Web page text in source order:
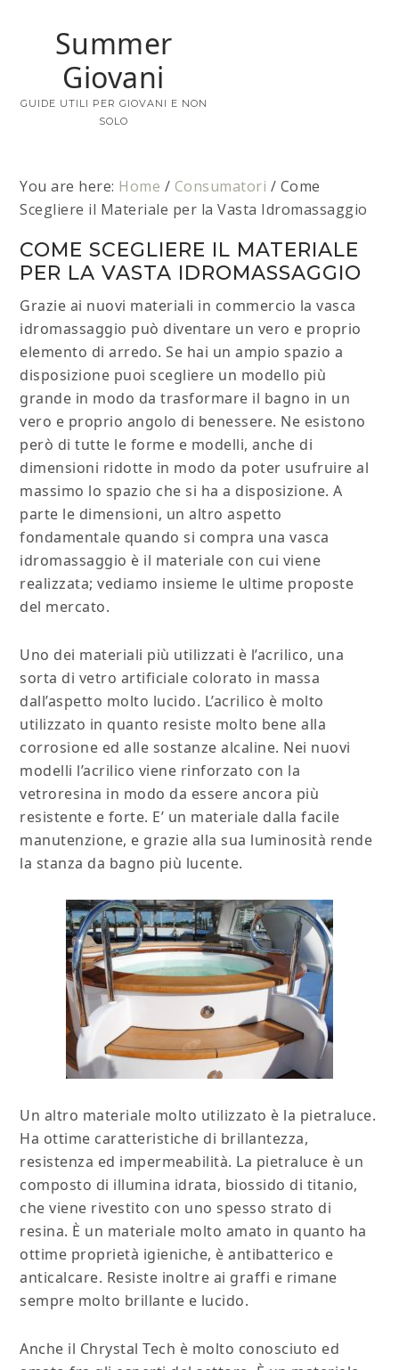
Summer
Giovani
GUIDE UTILI PER GIOVANI E NON
SOLO
You are here: Home / Consumatori / Come
Scegliere il Materiale per la Vasta Idromassaggio
COME SCEGLIERE IL MATERIALE
PER LA VASTA IDROMASSAGGIO
Grazie ai nuovi materiali in commercio la vasca
idromassaggio può diventare un vero e proprio
elemento di arredo. Se hai un ampio spazio a
disposizione puoi scegliere un modello più
grande in modo da trasformare il bagno in un
vero e proprio angolo di benessere. Ne esistono
però di tutte le forme e modelli, anche di
dimensioni ridotte in modo da poter usufruire al
massimo lo spazio che si ha a disposizione. A
parte le dimensioni, un altro aspetto
fondamentale quando si compra una vasca
idromassaggio è il materiale con cui viene
realizzata; vediamo insieme le ultime proposte
del mercato.
Uno dei materiali più utilizzati è l’acrilico, una
sorta di vetro artificiale colorato in massa
dall’aspetto molto lucido. L’acrilico è molto
utilizzato in quanto resiste molto bene alla
corrosione ed alle sostanze alcaline. Nei nuovi
modelli l’acrilico viene rinforzato con la
vetroresina in modo da essere ancora più
resistente e forte. E’ un materiale dalla facile
manutenzione, e grazie alla sua luminosità rende
la stanza da bagno più lucente.
Un altro materiale molto utilizzato è la pietraluce.
Ha ottime caratteristiche di brillantezza,
resistenza ed impermeabilità. La pietraluce è un
composto di illumina idrata, biossido di titanio,
che viene rivestito con uno spesso strato di
resina. È un materiale molto amato in quanto ha
ottime proprietà igieniche, è antibatterico e
anticalcare. Resiste inoltre ai graffi e rimane
sempre molto brillante e lucido.
Anche il Chrystal Tech è molto conosciuto ed